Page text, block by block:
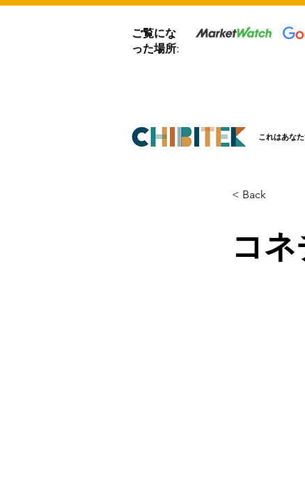
ご覧にな
った場所:
これはあな
< Back
コ